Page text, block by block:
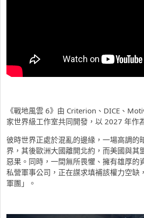
《戰地風雲 6》由 Criterion、DICE、
家世界級工作室共同開發，以 2027 年作
彼時世界正處於混亂的邊緣，一場高調的
界， 其後歐洲大國離開北約，而美國與其
惡果。 同時，一間無所畏懼、擁有雄厚的
私營軍事公司， 正在謀求填補該權力空缺
軍團」。